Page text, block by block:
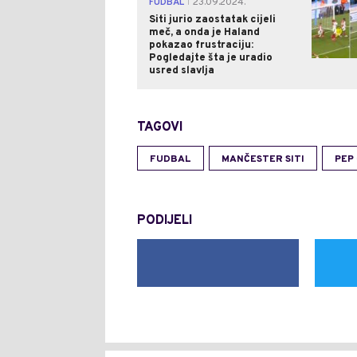
FUDBAL
23.09.2024.
Siti jurio zaostatak cijeli
meč, a onda je Haland
pokazao frustraciju:
Pogledajte šta je uradio
usred slavlja
TAGOVI
FUDBAL MANČESTER SITI
PODIJELI